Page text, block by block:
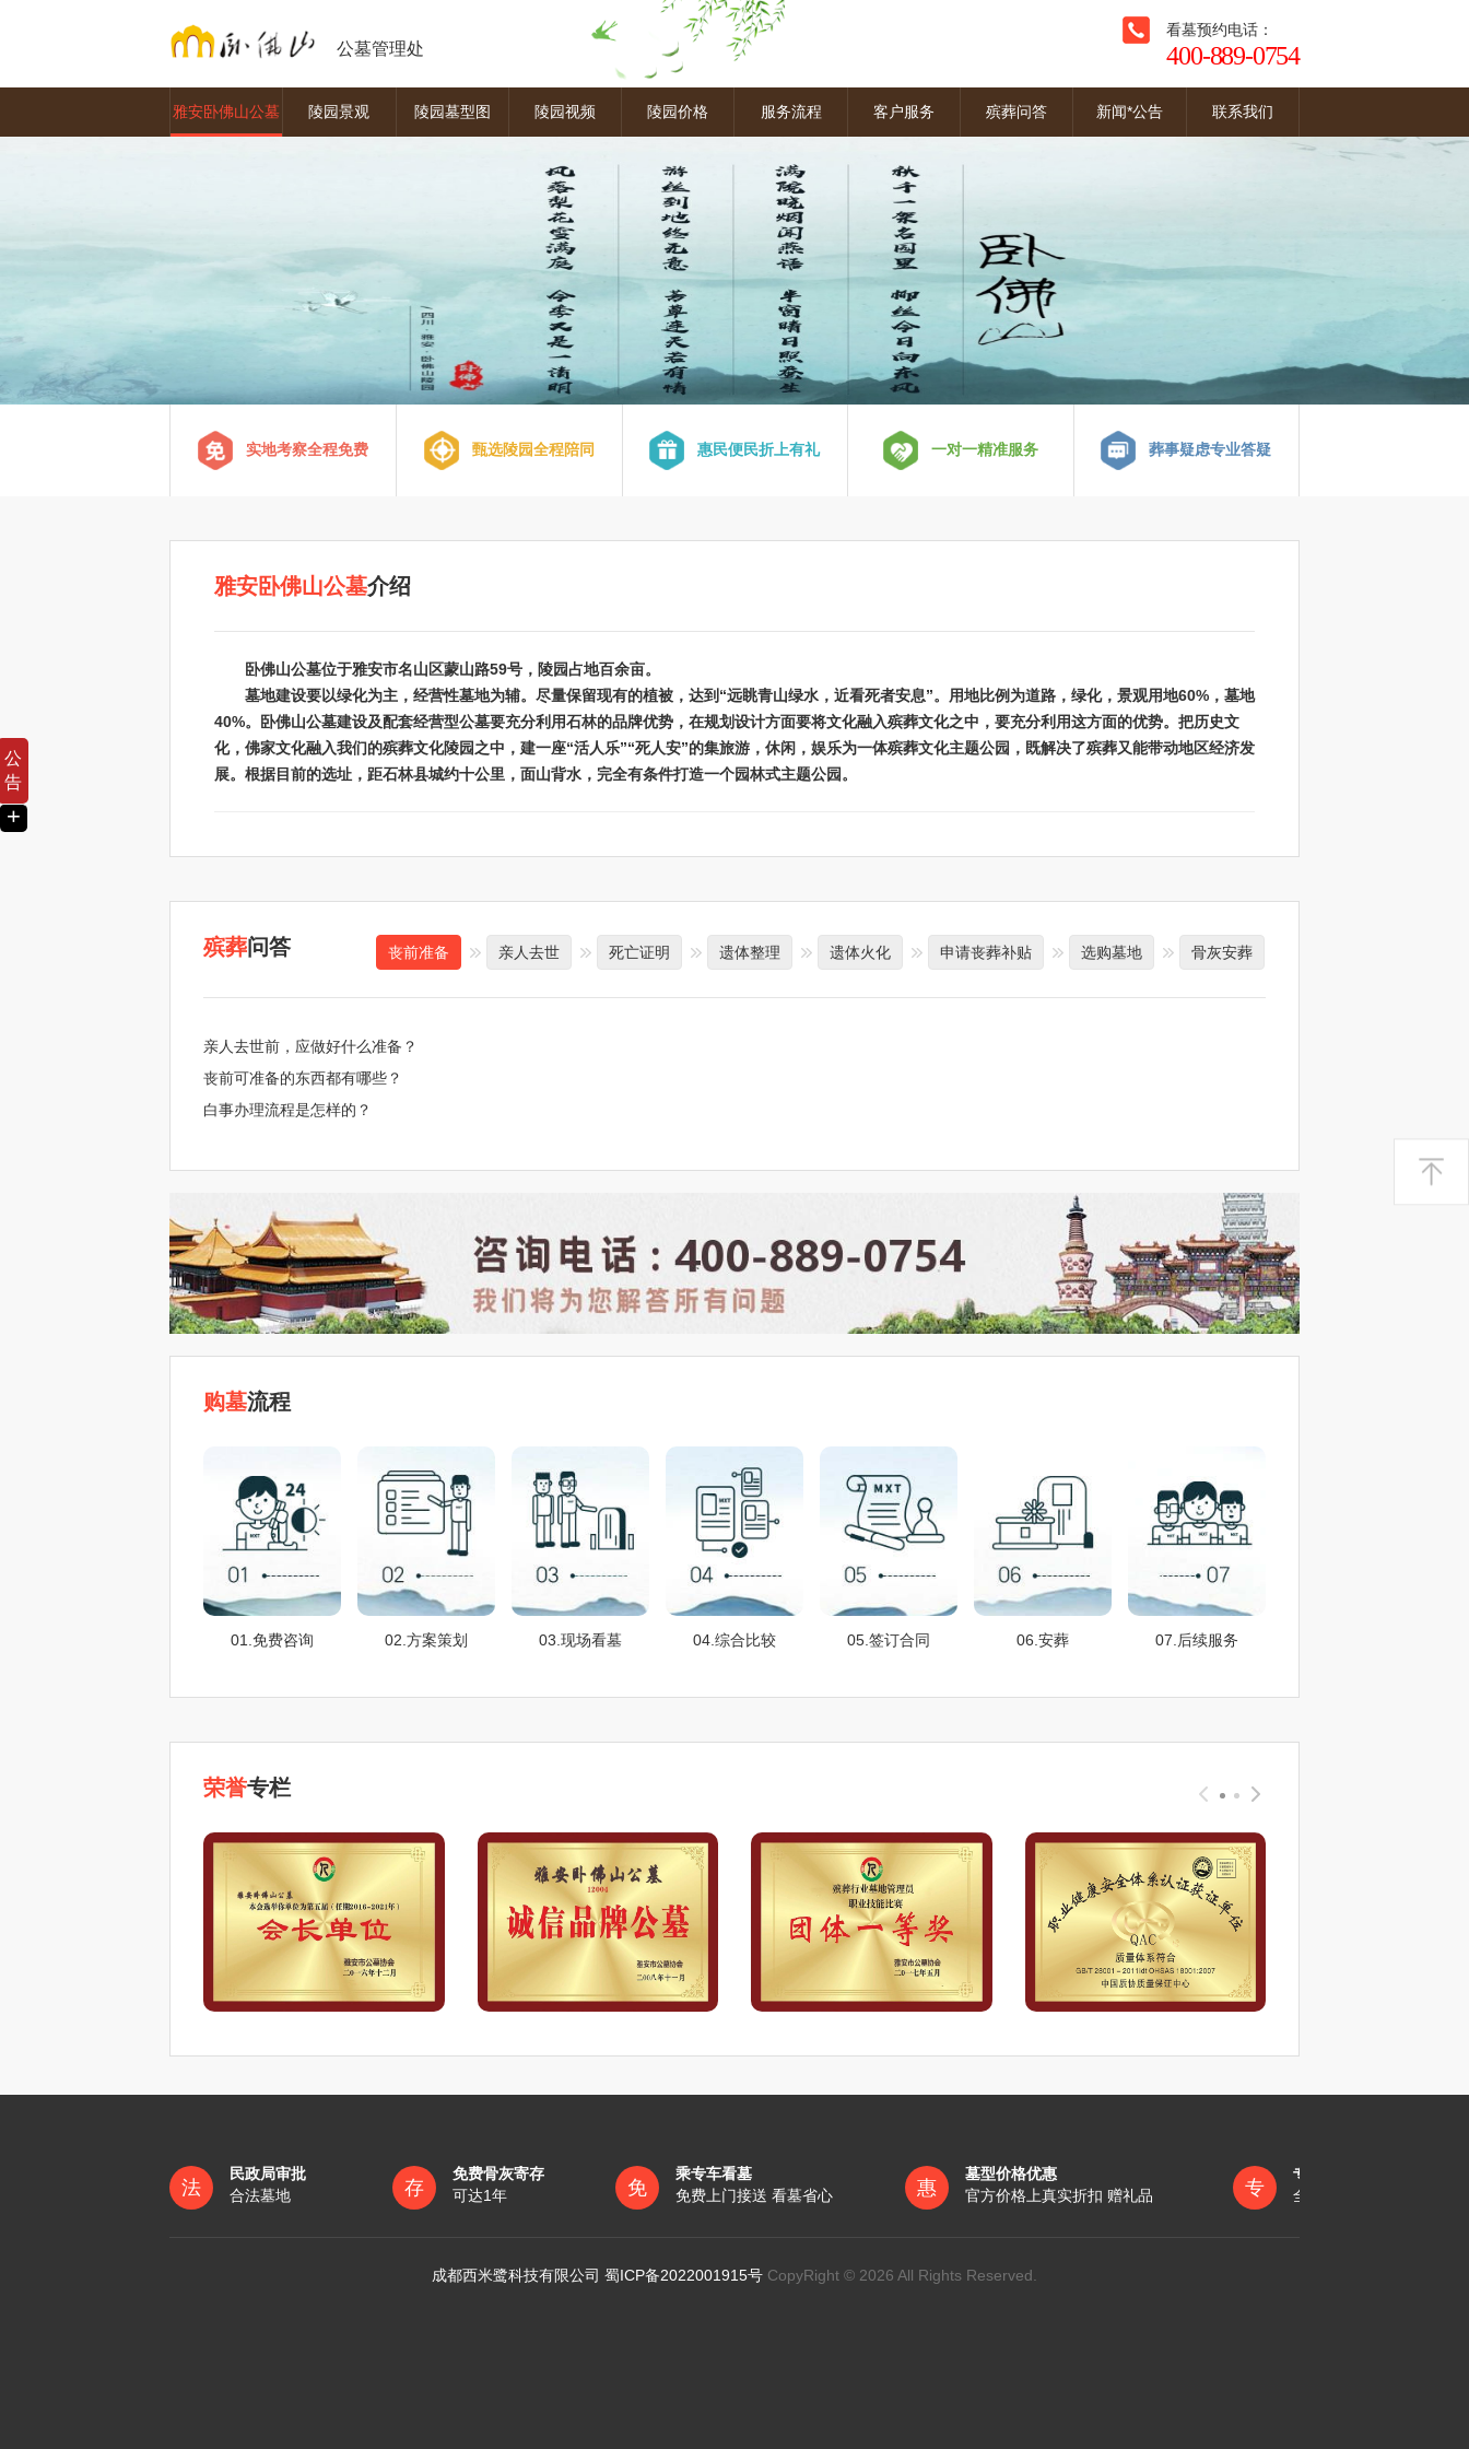
公
告
+
公墓管理处
看墓预约电话：
400-889-0754
雅安卧佛山公墓 陵园景观 陵园墓型图 陵园视频 陵园价格 服务流程 客户服务 殡葬问答 新闻*公告 联系我们
实地考察全程免费 甄选陵园全程陪同 惠民便民折上有礼 一对一精准服务 葬事疑虑专业答疑
雅安卧佛山公墓介绍
卧佛山公墓位于雅安市名山区蒙山路59号，陵园占地百余亩。
墓地建设要以绿化为主，经营性墓地为辅。尽量保留现有的植被，达到“远眺青山绿水，近看死者安息”。用地比例为道路，绿化，景观用地60%，墓地
40%。卧佛山公墓建设及配套经营型公墓要充分利用石林的品牌优势，在规划设计方面要将文化融入殡葬文化之中，要充分利用这方面的优势。把历史文
化，佛家文化融入我们的殡葬文化陵园之中，建一座“活人乐”“死人安”的集旅游，休闲，娱乐为一体殡葬文化主题公园，既解决了殡葬又能带动地区经济发
展。根据目前的选址，距石林县城约十公里，面山背水，完全有条件打造一个园林式主题公园。
殡葬问答 丧前准备 亲人去世 死亡证明 遗体整理 遗体火化 申请丧葬补贴 选购墓地 骨灰安葬
亲人去世前，应做好什么准备？
丧前可准备的东西都有哪些？
白事办理流程是怎样的？
购墓流程
01.免费咨询 02.方案策划 03.现场看墓 04.综合比较 05.签订合同 06.安葬 07.后续服务
荣誉专栏
法
民政局审批
合法墓地
存
免费骨灰寄存
可达1年
免
乘专车看墓
免费上门接送 看墓省心
惠
墓型价格优惠
官方价格上真实折扣 赠礼品
专
专员一对一服务
全称陪同办理各项手续
成都西米鹭科技有限公司 蜀ICP备2022001915号 CopyRight © 2026 All Rights Reserved.